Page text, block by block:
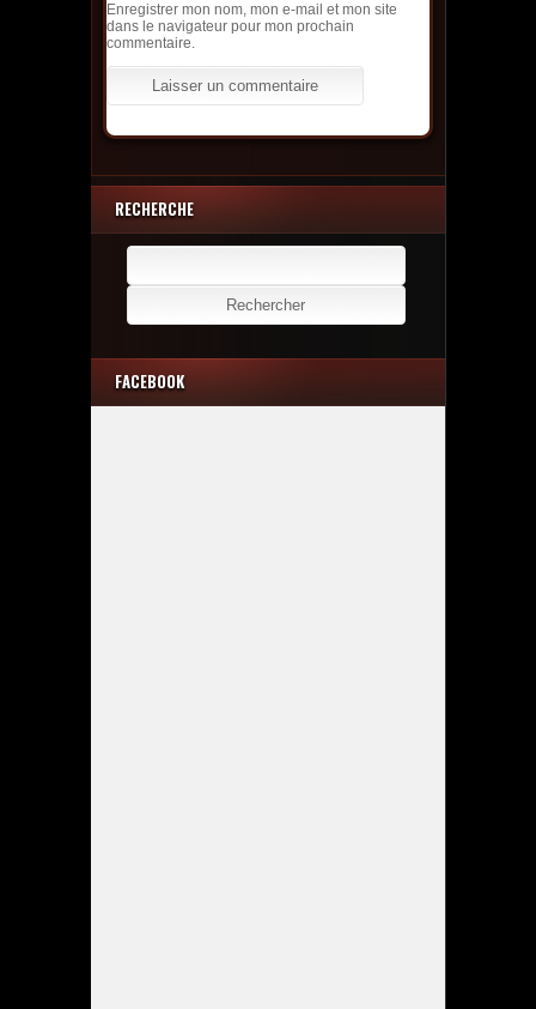
Enregistrer mon nom, mon e-mail et mon site
dans le navigateur pour mon prochain
commentaire.
RECHERCHE
Rechercher :
FACEBOOK